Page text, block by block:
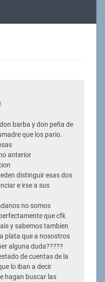
barba y don peña de
que los pario.
anterior
distinguir esas dos
e irse a sus
no somos
que cfk
y sabemos tambien
plata que a nosostros
alguna duda?????
de cuentas de la
lo iban a decir
hagan buscar las